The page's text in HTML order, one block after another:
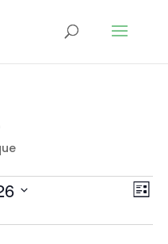
de
Liste